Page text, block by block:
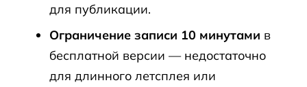
для публикации.
Ограничение записи 10 минутами в
бесплатной версии — недостаточно
для длинного летсплея или